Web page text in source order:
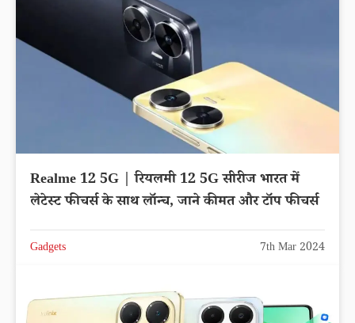
Realme 12 5G | रियलमी 12 5G सीरीज भारत में
लेटेस्ट फीचर्स के साथ लॉन्च, जाने कीमत और टॉप फीचर्स
Gadgets 7th Mar 2024